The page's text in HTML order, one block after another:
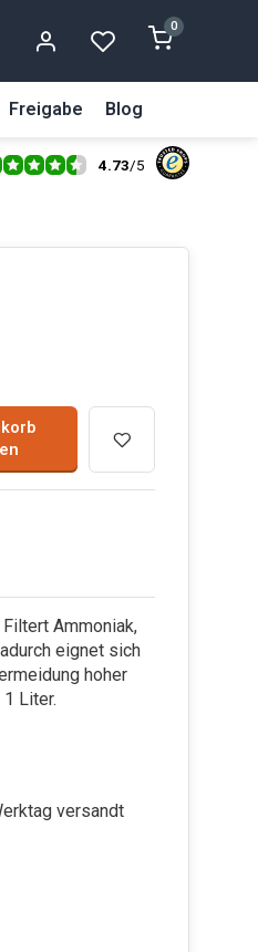
0
Freigabe Blog
4.73/5
Ammoniak,
eignet sich
hoher
Liter.
versandt